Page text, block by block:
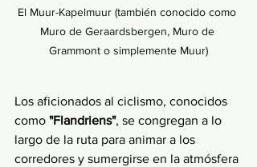
El Muur-Kapelmuur (también conocido como
Muro de Geraardsbergen, Muro de
Grammont o simplemente Muur)
Los aficionados al ciclismo, conocidos
como "Flandriens", se congregan a lo
largo de la ruta para animar a los
corredores y sumergirse en la atmósfera